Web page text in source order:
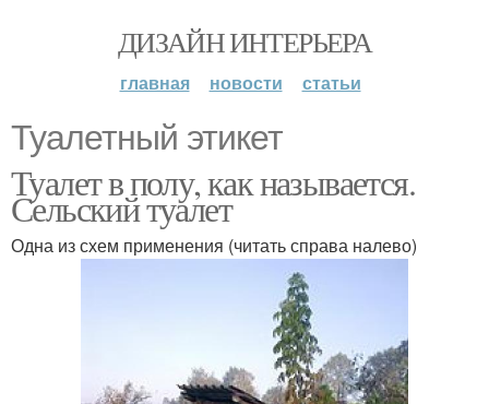
ДИЗАЙН ИНТЕРЬЕРА
главная новости статьи
Туалетный этикет
Туалет в полу, как называется.
Сельский туалет
Одна из схем применения (читать справа налево)